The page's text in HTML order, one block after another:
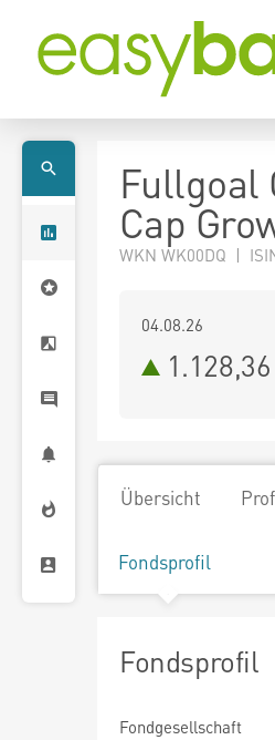
Fullgoal
Cap
WKN WK00DQ |
04.08.26
Übersicht
Fondsprofil
Fondsprofil
Fondgesellschaft